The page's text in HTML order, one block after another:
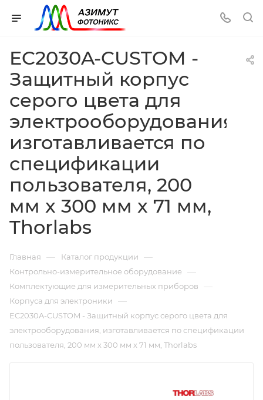
EC2030A-CUSTOM -
Защитный корпус
серого цвета для
электрооборудования,
изготавливается по
спецификации
пользователя, 200
мм x 300 мм x 71 мм,
Thorlabs
Главная — Каталог продукции —
Контрольно-измерительное оборудование —
Комплектующие для измерительных приборов —
Корпуса для электроники —
EC2030A-CUSTOM - Защитный корпус серого цвета для
электрооборудования, изготавливается по спецификации
пользователя, 200 мм x 300 мм x 71 мм, Thorlabs